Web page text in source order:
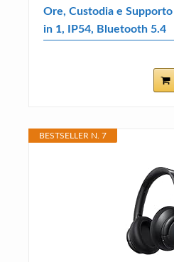
Ore, Custodia e
in 1, IP54, Bluetooth 5.4
BESTSELLER N. 7